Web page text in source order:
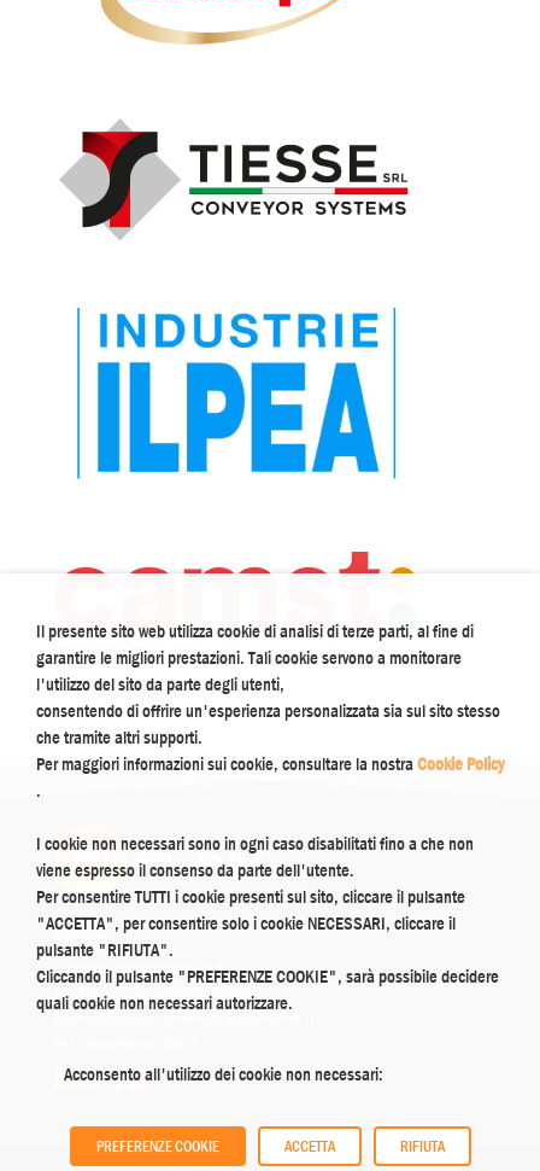
Contatti
Supporto:
supporto@plink.it
Marketing:
comunicazioni@plink.it
Il presente sito web utilizza cookie di analisi di terze parti, al fine di
garantire le migliori prestazioni. Tali cookie servono a monitorare
l'utilizzo del sito da parte degli utenti,
consentendo di offrire un'esperienza personalizzata sia sul sito stesso
che tramite altri supporti.
Per maggiori informazioni sui cookie, consultare la nostraCookie Policy
.
I cookie non necessari sono in ogni caso disabilitati fino a che non
viene espresso il consenso da parte dell'utente.
Per consentire TUTTI i cookie presenti sul sito, cliccare il pulsante
"ACCETTA", per consentire solo i cookie NECESSARI, cliccare il
pulsante "RIFIUTA".
Cliccando il pulsante "PREFERENZE COOKIE", sarà possibile decidere
quali cookie non necessari autorizzare.
Acconsento all'utilizzo dei cookie non necessari:
PREFERENZE COOKIE ACCETTA RIFIUTA